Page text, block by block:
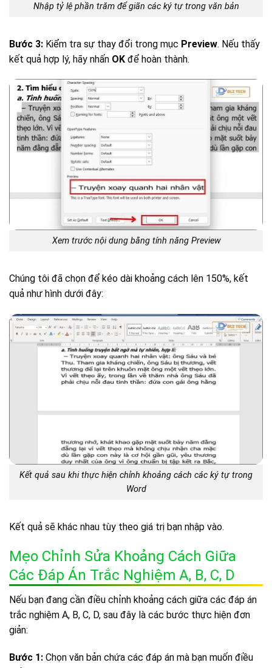
Nhập tỷ lệ phần trăm để giãn các ký tự trong văn bản
Bước 3: Kiểm tra sự thay đổi trong mục Preview. Nếu thấy
kết quả hợp lý, hãy nhấn OK để hoàn thành.
Xem trước nội dung bằng tính năng Preview
Chúng tôi đã chọn để kéo dài khoảng cách lên 150%, kết
quả như hình dưới đây:
Kết quả sau khi thực hiện chỉnh khoảng cách các ký tự trong
Word
Kết quả sẽ khác nhau tùy theo giá trị bạn nhập vào.
Mẹo Chỉnh Sửa Khoảng Cách Giữa
Các Đáp Án Trắc Nghiệm A, B, C, D
Nếu bạn đang cần điều chỉnh khoảng cách giữa các đáp án
trắc nghiệm A, B, C, D, sau đây là các bước thực hiện đơn
giản:
Bước 1: Chọn văn bản chứa các đáp án mà bạn muốn điều